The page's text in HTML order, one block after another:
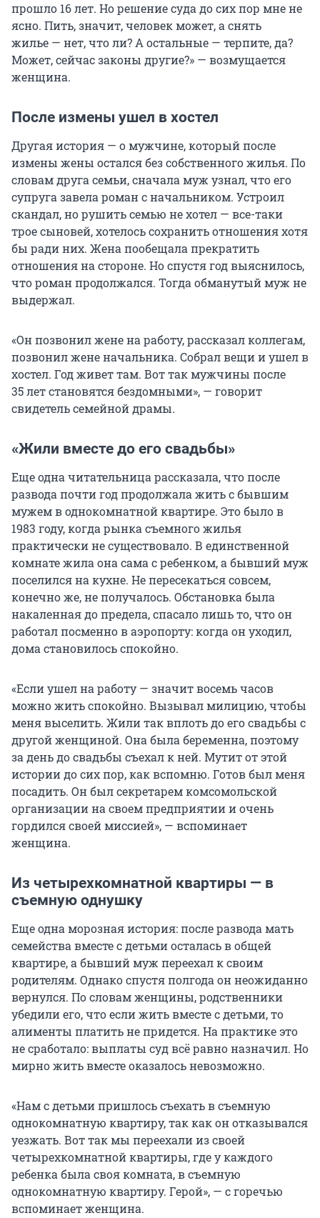
прошло 16 лет. Но решение суда до сих пор мне не
ясно. Пить, значит, человек может, а снять
жилье — нет, что ли? А остальные — терпите, да?
Может, сейчас законы другие?» — возмущается
женщина.
После измены ушел в хостел
Другая история — о мужчине, который после
измены жены остался без собственного жилья. По
словам друга семьи, сначала муж узнал, что его
супруга завела роман с начальником. Устроил
скандал, но рушить семью не хотел — все-таки
трое сыновей, хотелось сохранить отношения хотя
бы ради них. Жена пообещала прекратить
отношения на стороне. Но спустя год выяснилось,
что роман продолжался. Тогда обманутый муж не
выдержал.
«Он позвонил жене на работу, рассказал коллегам,
позвонил жене начальника. Собрал вещи и ушел в
хостел. Год живет там. Вот так мужчины после
35 летстановятся бездомными», — говорит
свидетель семейной драмы.
«Жили вместе до его свадьбы»
Еще одна читательница рассказала, что после
развода почти год продолжала жить с бывшим
мужем в однокомнатной квартире. Это было в
1983 году, когда рынка съемного жилья
практически не существовало. В единственной
комнате жила она сама с ребенком, а бывший муж
поселился на кухне. Не пересекаться совсем,
конечно же, не получалось. Обстановка была
накаленная до предела, спасало лишь то, что он
работал посменно в аэропорту: когда он уходил,
дома становилось спокойно.
«Если ушел на работу — значит восемь часов
можно жить спокойно. Вызывал милицию, чтобы
меня выселить. Жили так вплоть до его свадьбы с
другой женщиной. Она была беременна, поэтому
за день до свадьбы съехал к ней. Мутит от этой
истории до сих пор, как вспомню. Готов был меня
посадить. Он был секретарем комсомольской
организации на своем предприятии и очень
гордился своей миссией», — вспоминает
женщина.
Из четырехкомнатной квартиры — в
съемную однушку
Еще одна морозная история: после развода мать
семейства вместе с детьми осталась в общей
квартире, а бывший муж переехал к своим
родителям. Однако спустя полгода он неожиданно
вернулся. По словам женщины, родственники
убедили его, что если жить вместе с детьми, то
алименты платить не придется. На практике это
не сработало: выплаты суд всё равно назначил. Но
мирно жить вместе оказалось невозможно.
«Нам с детьми пришлось съехать в съемную
однокомнатную квартиру, так как он отказывался
уезжать. Вот так мы переехали из своей
четырехкомнатной квартиры, где у каждого
ребенка была своя комната, в съемную
однокомнатную квартиру. Герой», — с горечью
вспоминает женщина.